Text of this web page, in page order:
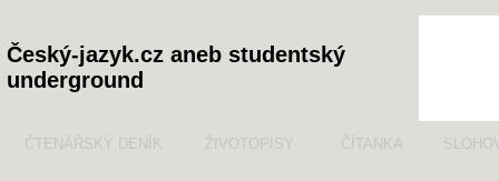
Český-jazyk.cz aneb studentský
underground
ČTENÁŘSKÝ DENÍK ŽIVOTOPISY ČÍTANKA